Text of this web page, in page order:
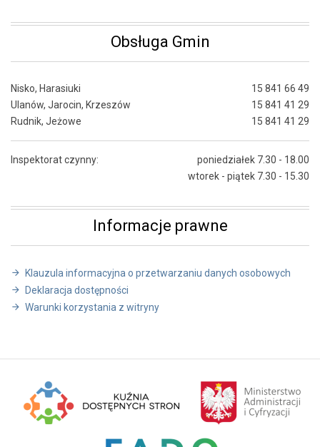
Obsługa Gmin
Nisko, Harasiuki
15 841 66 49
Ulanów, Jarocin, Krzeszów
15 841 41 29
Rudnik, Jeżowe
15 841 41 29
Inspektorat czynny:
poniedziałek 7.30 - 18.00
wtorek - piątek 7.30 - 15.30
Informacje prawne
Klauzula informacyjna o przetwarzaniu danych osobowych
Deklaracja dostępności
Warunki korzystania z witryny